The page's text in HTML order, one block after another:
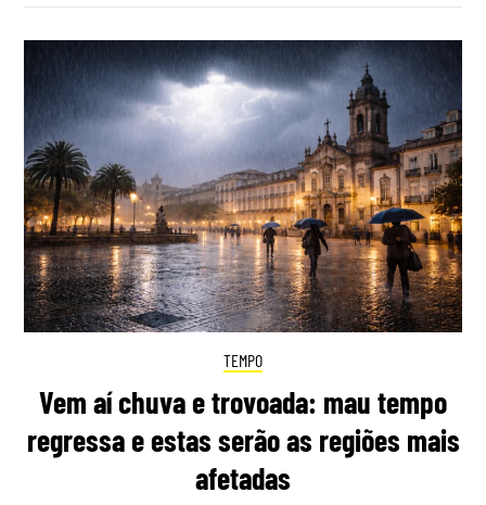
TEMPO
Vem aí chuva e trovoada: mau tempo
regressa e estas serão as regiões mais
afetadas